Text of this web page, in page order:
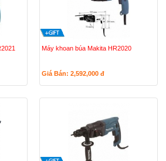
Máy khoan búa Makita HR2020
Giá Bán: 2,592,000 đ